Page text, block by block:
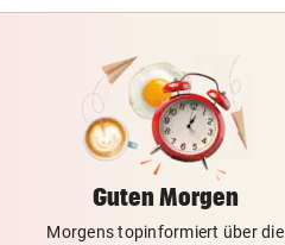
„MONSTER-EINSATZ“ vor
am Spielplatz
PSG WARTET SCHON vor
WM-Held zeigt Sixpack –
er Barcelona?
AUCH GROSSELTERN TOT vor
Guten Morgen
Morgens topinformiert über die